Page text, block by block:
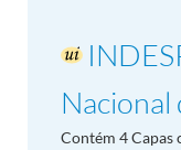
Contém 4 Capas